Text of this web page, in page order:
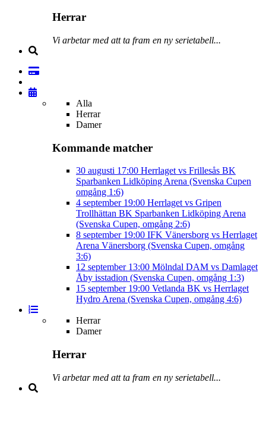
Herrar
Vi arbetar med att ta fram en ny serietabell...
Alla
Herrar
Damer
Kommande matcher
30 augusti 17:00 Herrlaget vs Frillesås BK
Sparbanken Lidköping Arena (Svenska Cupen
omgång 1:6)
4 september 19:00 Herrlaget vs Gripen
Trollhättan BK Sparbanken Lidköping Arena
(Svenska Cupen, omgång 2:6)
8 september 19:00 IFK Vänersborg vs Herrlaget
Arena Vänersborg (Svenska Cupen, omgång
3:6)
12 september 13:00 Mölndal DAM vs Damlaget
Åby isstadion (Svenska Cupen, omgång 1:3)
15 september 19:00 Vetlanda BK vs Herrlaget
Hydro Arena (Svenska Cupen, omgång 4:6)
Herrar
Damer
Herrar
Vi arbetar med att ta fram en ny serietabell...